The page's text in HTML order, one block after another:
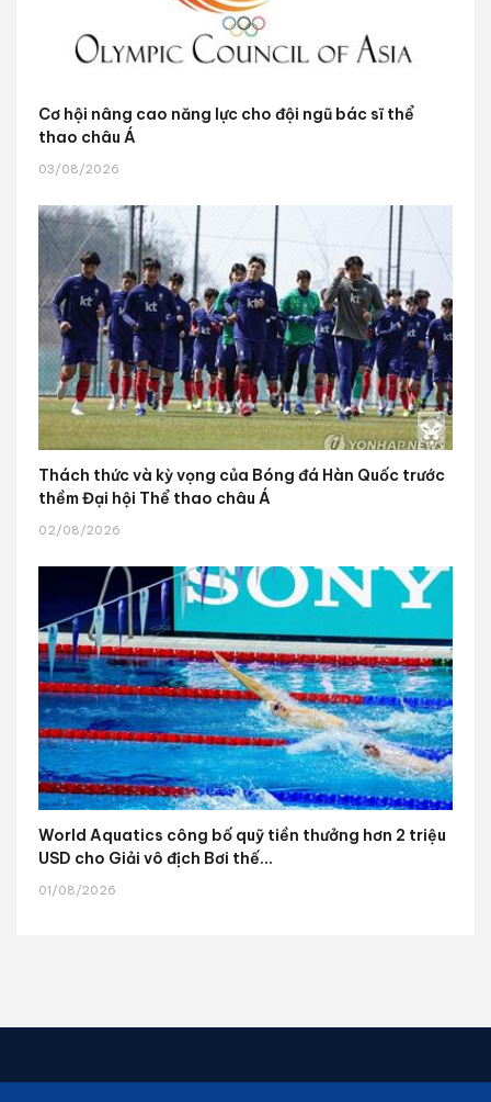
Cơ hội nâng cao năng lực cho đội ngũ bác sĩ thể
thao châu Á
03/08/2026
Thách thức và kỳ vọng của Bóng đá Hàn Quốc trước
thềm Đại hội Thể thao châu Á
02/08/2026
World Aquatics công bố quỹ tiền thưởng hơn 2 triệu
USD cho Giải vô địch Bơi thế...
01/08/2026